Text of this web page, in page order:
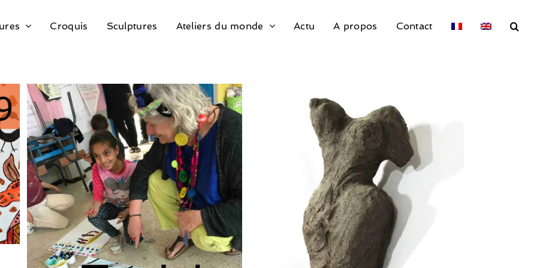
Croquis Sculptures Ateliers du monde Actu A propos Contact